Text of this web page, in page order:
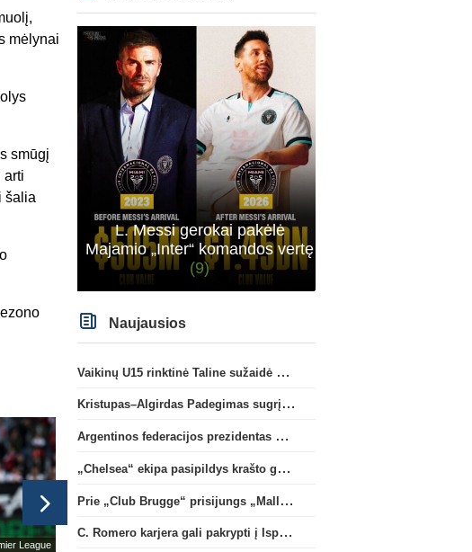
mėlynai
smūgį
arti
šalia
League
L. Messi gerokai pakėlė
Majamio „Inter“ komandos vertę
(9)
Naujausios
Vaikinų U15 rinktinė Taline sužaidė pirmąsias kontrolines rungtynes
Kristupas–Algirdas Padegimas sugrįžta į FC „Hegelmann” B sudėtį
Argentinos federacijos prezidentas C. Tapia negailėjo pagyrų G. Infantino
„Chelsea“ ekipa pasipildys krašto gynėju P. Chavarria
Prie „Club Brugge“ prisijungs „Mallorca“ klube atsiskleidęs J. Virgili
C. Romero karjera gali pakrypti į Ispaniją